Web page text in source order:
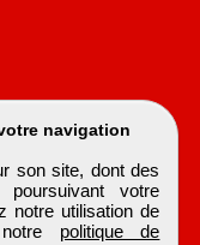
navigation
son site, dont des
votre
notre utilisation de
politique de